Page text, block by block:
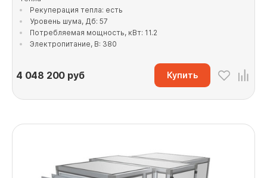
Рекуперация тепла: есть
Уровень шума, Дб: 57
Потребляемая мощность, кВт: 11.2
Электропитание, В: 380
4 048 200 руб Купить